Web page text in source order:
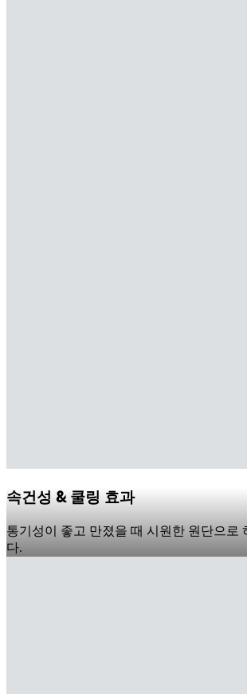
속건성 & 쿨링 효과
통기성이 좋고 만졌을 때 시원한 원단으로
다.